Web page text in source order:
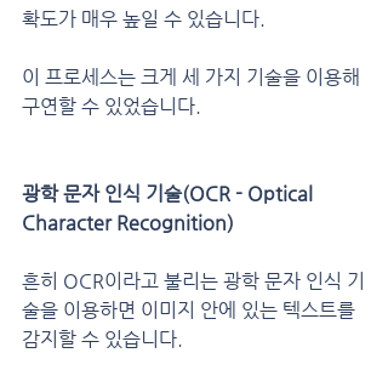
확도가 매우 높일 수 있습니다.
이 프로세스는 크게 세 가지 기술을 이용해
구연할 수 있었습니다.
광학 문자 인식 기술(OCR - Optical
Character Recognition)
흔히 OCR이라고 불리는 광학 문자 인식 기
술을 이용하면 이미지 안에 있는 텍스트를
감지할 수 있습니다.